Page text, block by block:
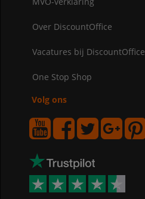
Over DiscountOffice
Vacatures bij DiscountOffice
One Stop Shop
Volg ons